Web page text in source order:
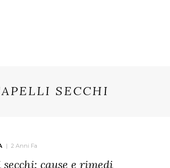
SECCHI
2 Anni Fa
cause e rimedi